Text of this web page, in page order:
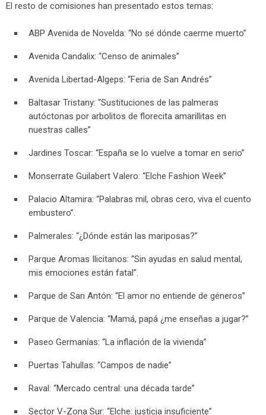
El resto de comisiones han presentado estos temas:
ABP Avenida de Novelda: “No sé dónde caerme muerto”
Avenida Candalix: “Censo de animales”
Avenida Libertad-Algeps: “Feria de San Andrés”
Baltasar Tristany: “Sustituciones de las palmeras
autóctonas por arbolitos de florecita amarillitas en
nuestras calles”
Jardines Toscar: “España se lo vuelve a tomar en serio”
Monserrate Guilabert Valero: “Elche Fashion Week”
Palacio Altamira: “Palabras mil, obras cero, viva el cuento
embustero”.
Palmerales: “¿Dónde están las mariposas?”
Parque Aromas Ilicitanos: “Sin ayudas en salud mental,
mis emociones están fatal”.
Parque de San Antón: “El amor no entiende de géneros”
Parque de Valencia: “Mamá, papá ¿me enseñas a jugar?”
Paseo Germanías: “La inflación de la vivienda”
Puertas Tahullas: “Campos de nadie”
Raval: “Mercado central: una década tarde”
Sector V-Zona Sur: “Elche: justicia insuficiente”